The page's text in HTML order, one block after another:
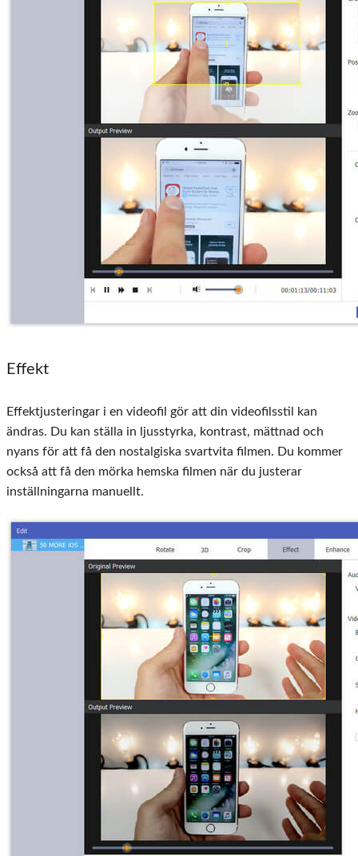
Effekt
Effektjusteringar i en videofil gör att din videofilsstil kan
ändras. Du kan ställa in ljusstyrka, kontrast, mättnad och
nyans för att få den nostalgiska svartvita filmen. Du kommer
också att få den mörka hemska filmen när du justerar
inställningarna manuellt.